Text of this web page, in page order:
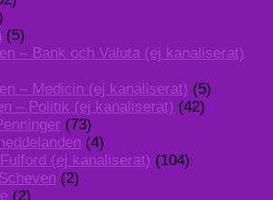
(5)
– Bank och Valuta (ej kanaliserat)
– Medicin (ej kanaliserat) (5)
– Politik (ej kanaliserat) (42)
(73)
(4)
(ej kanaliserat) (104)
(2)
(2)